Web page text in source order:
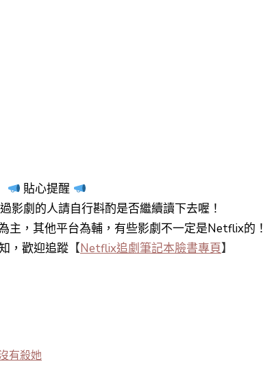
貼心提醒
影劇的人請自行斟酌是否繼續讀下去喔！
主，其他平台為輔，有些影劇不一定是Netflix的！
，歡迎追蹤【Netflix追劇筆記本臉書專頁】
有殺她